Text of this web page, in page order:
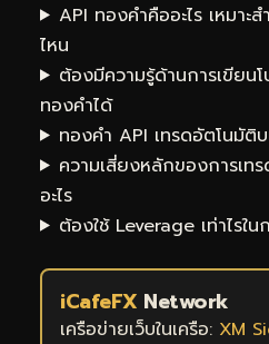
API ทองคำคืออะไร เหมาะส
ไหน
ต้องมีความรู้ด้านการเขียนโ
ทองคำได้
ทองคำ API เทรดอัตโนมัติ
ความเสี่ยงหลักของการเท
อะไร
ต้องใช้ Leverage เท่าไรใ
iCafeFX Network
เครือข่ายเว็บในเครือ: XM